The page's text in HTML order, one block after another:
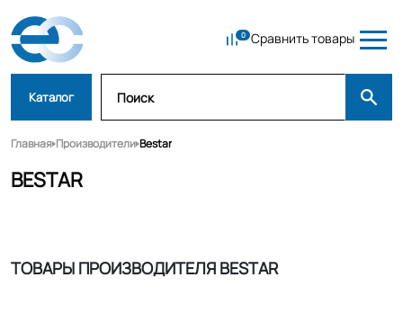
Сравнить товары
Каталог
Главная Производители Bestar
BESTAR
ТОВАРЫ ПРОИЗВОДИТЕЛЯ BESTAR